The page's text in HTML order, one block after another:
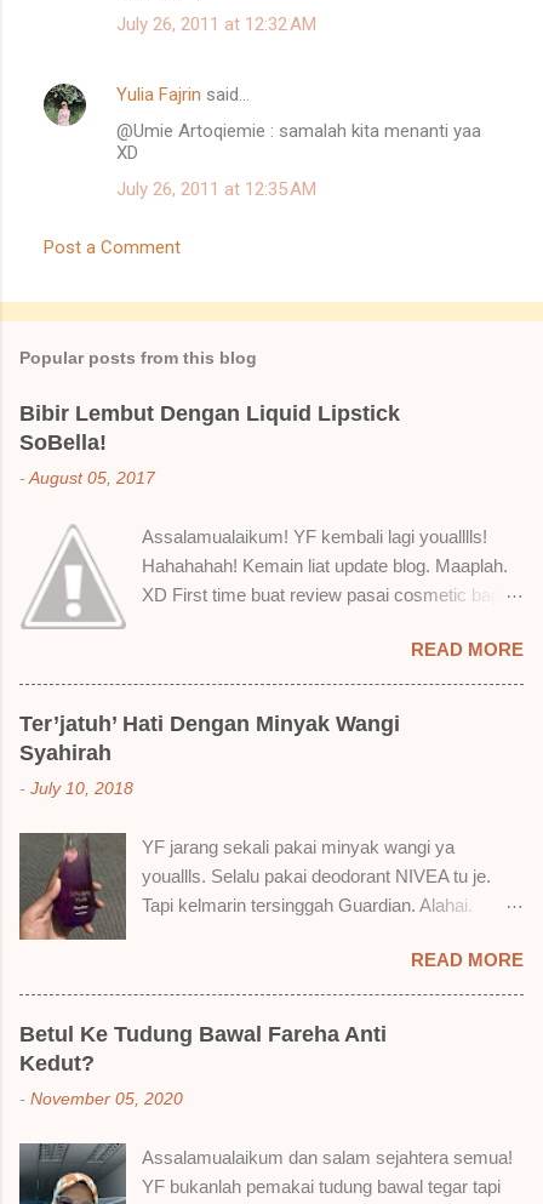
e
July 26, 2011 at 12:32 AM
Yulia Fajrin said…
@Umie Artoqiemie : samalah kita menanti yaa
XD
July 26, 2011 at 12:35 AM
Post a Comment
Popular posts from this blog
Bibir Lembut Dengan Liquid Lipstick
SoBella!
- August 05, 2017
Assalamualaikum! YF kembali lagi youalllls!
Hahahahah! Kemain liat update blog. Maaplah.
XD First time buat review pasai cosmetic bagai
Nak jadikan cerita, a ku baru je beli liquid lipstick
brand SoBella ni. Siap beli 3 kau! Adeh! Dari
atas, Cornflakes Madu, Strawberry Semprit &
Rose Makmur Setelah dicuba dengan pelbagai
suka tu boleh adjust. Don't worry! Aku start
dengan yang elok dulu lah ek! Pros 1) OMG!
Ringan gila tekstur dia bila dah kering. Serious!
Lembut plak jadinya bibir ni and smooth gitu. 3)
Bila minum air, still nampak bekas lipstick kat
gelas tapi tak obvious pun. Sikit sangat. Tapi tak
makan berpinggan-pinggan. 4) Senang nak
READ MORE
Ter’jatuh’ Hati Dengan Minyak Wangi
Syahirah
- July 10, 2018
YF jarang sekali pakai minyak wangi ya
youallls. Selalu pakai deodorant NIVEA tu je.
Tapi kelmarin tersinggah Guardian. Alahai.
dalam Guardian, ternampaklah minyak wangi
Syahirah ni. Kebetulan ada sale . RM18 je tau.
Harga adal tak pasti plak. May be dalam RM20
macam tu. Dah lama tak pakai perfume , ambil
redhanya sebab tak tahu lah wangian dia tu
Magnifique ya anak-anak semua. Bau sweet-
sweet gitu. Lembut je. Bertambah plak dengan
READ MORE
Betul Ke Tudung Bawal Fareha Anti
Kedut?
- November 05, 2020
Assalamualaikum dan salam sejahtera semua!
YF bukanlah pemakai tudung bawal tegar tapi